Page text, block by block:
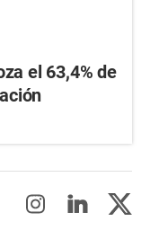
el 63,4% de